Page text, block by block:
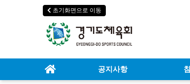
초기화면으로 이동
공지사항